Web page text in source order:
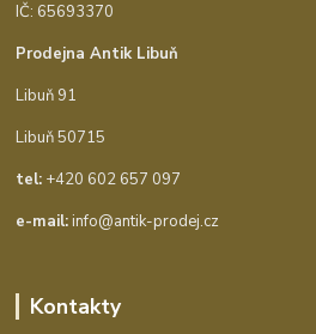
IČ: 65693370
Prodejna Antik Libuň
Libuň 91
Libuň 50715
tel: +420 602 657 097
e-mail:info@antik-prodej.cz
Kontakty